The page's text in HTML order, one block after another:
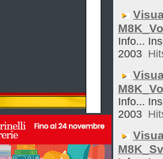
Info...
2003
Info...
2003